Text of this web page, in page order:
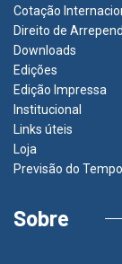
Cotação
Direito de
Downloads
Edições
Edição Impressa
Institucional
Links úteis
Loja
Previsão do Tempo
Sobre